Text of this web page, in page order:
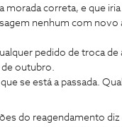
morada correta, e que
nenhum com
pedido de troca
de outubro.
se está a passada.
do reagendamento